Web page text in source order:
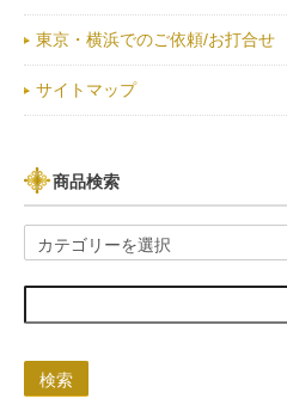
東京・横浜でのご依頼/お打合せ
サイトマップ
商品検索
検索